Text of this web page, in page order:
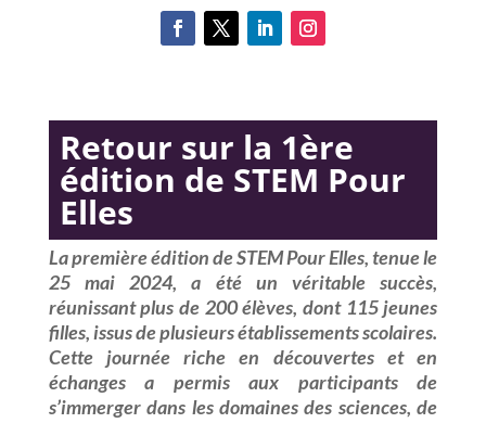
Retour sur la 1ère
édition de STEM Pour
Elles
La première édition deSTEM Pour Elles, tenue le
25 mai 2024, a été un véritable succès,
réunissant plus de 200 élèves, dont 115 jeunes
filles, issus de plusieurs établissements scolaires.
Cette journée riche en découvertes et en
échanges a permis aux participants de
s’immerger dans les domaines des sciences, de